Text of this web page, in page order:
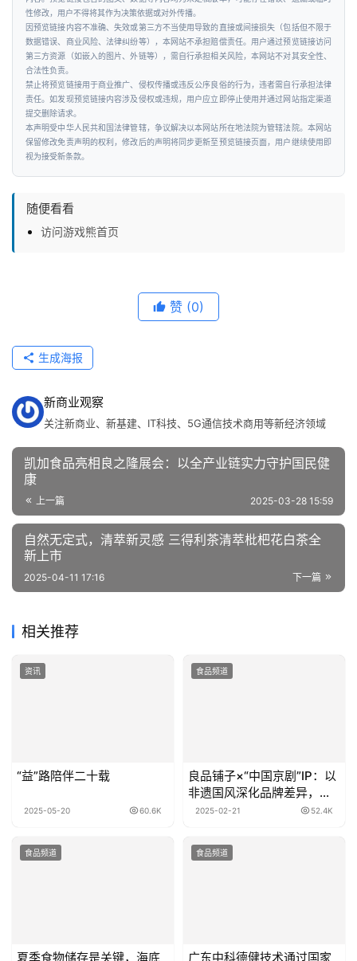
性修改，用户不得将其作为决策依据或对外传播。
因预览链接内容不准确、失效或第三方不当使用导致的直接或间接损失（包括但不限于
数据错误、商业风险、法律纠纷等），本网站不承担赔偿责任。用户通过预览链接访问
第三方资源（如嵌入的图片、外链等），需自行承担相关风险，本网站不对其安全性、
合法性负责。
禁止将预览链接用于商业推广、侵权传播或违反公序良俗的行为，违者需自行承担法律
责任。如发现预览链接内容涉及侵权或违规，用户应立即停止使用并通过网站指定渠道
提交删除请求。
本声明受中华人民共和国法律管辖，争议解决以本网站所在地法院为管辖法院。本网站
保留修改免责声明的权利，修改后的声明将同步更新至预览链接页面，用户继续使用即
视为接受新条款。
随便看看
访问游戏熊首页
赞 (0)
生成海报
新商业观察
关注新商业、新基建、IT科技、5G通信技术商用等新经济领域
凯加食品亮相良之隆展会：以全产业链实力守护国民健
康
上一篇 2025-03-28 15:59
自然无定式，清萃新灵感 三得利茶清萃枇杷花白茶全
新上市
下一篇
2025-04-11 17:16
相关推荐
资讯
“益”路陪伴二十载
2025-05-20 60.6K
食品频道
良品铺子×“中国京剧”IP：以
非遗国风深化品牌差异，打
造品牌发展新引擎
2025-02-21 52.4K
食品频道
夏季食物储存是关键，海底
食品频道
广东中科德健技术通过国家